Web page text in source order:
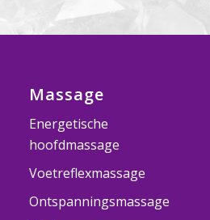
Massage
Energetische
hoofdmassage
Voetreflexmassage
Ontspanningsmassage